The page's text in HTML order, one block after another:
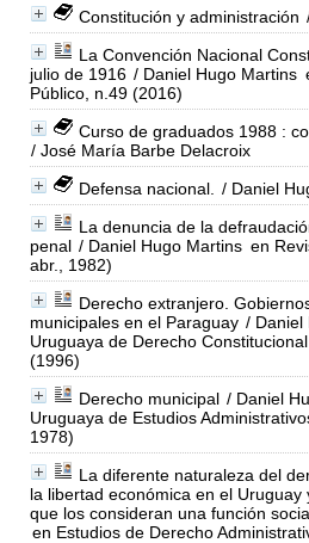
Constitución y administración
La Convención Nacional
julio de 1916 / Daniel Hugo Martins
Público, n.49 (2016)
Curso de graduados 1988 :
/ José María Barbe Delacroix
Defensa nacional.
/ Daniel
La denuncia de la
penal / Daniel Hugo Martins en
abr., 1982)
Derecho extranjero.
municipales en el Paraguay / Daniel
Uruguaya de Derecho
(1996)
Derecho municipal / Daniel
Uruguaya de Estudios
1978)
La diferente naturaleza del
la libertad económica en el Uruguay
que los consideran una función
en Estudios de Derecho